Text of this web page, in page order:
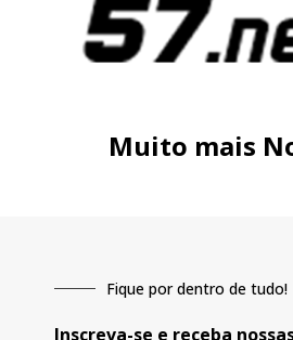
Muito mais
Fique por dentro de tudo!
Inscreva-se e receba